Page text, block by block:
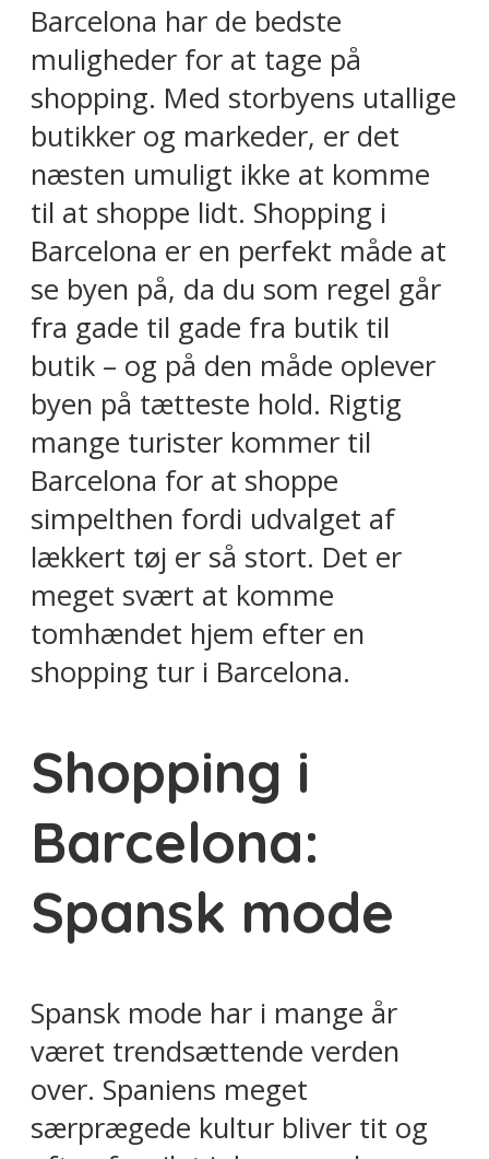
Barcelona har de bedste
muligheder for at tage på
shopping. Med storbyens utallige
butikker og markeder, er det
næsten umuligt ikke at komme
til at shoppe lidt. Shopping i
Barcelona er en perfekt måde at
se byen på, da du som regel går
fra gade til gade fra butik til
butik – og på den måde oplever
byen på tætteste hold. Rigtig
mange turister kommer til
Barcelona for at shoppe
simpelthen fordi udvalget af
lækkert tøj er så stort. Det er
meget svært at komme
tomhændet hjem efter en
shopping tur i Barcelona.
Shopping i
Barcelona:
Spansk mode
Spansk mode har i mange år
været trendsættende verden
over. Spaniens meget
særprægede kultur bliver tit og